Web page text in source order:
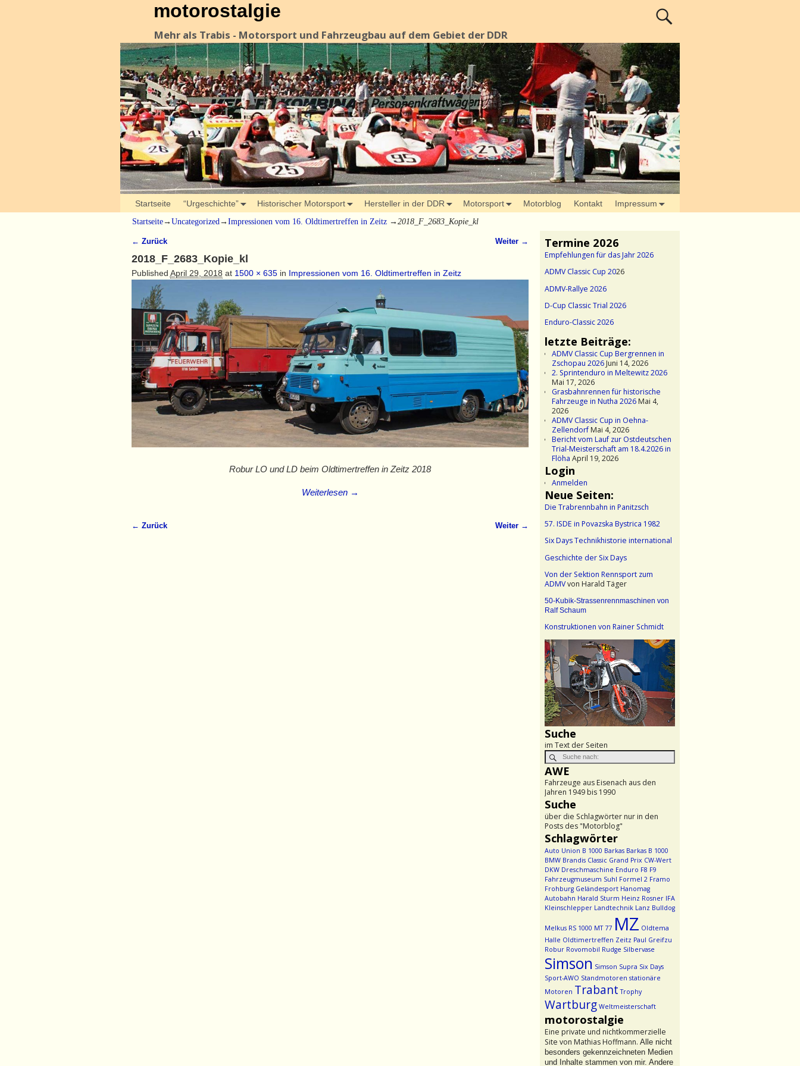
motorostalgie
Mehr als Trabis - Motorsport und Fahrzeugbau auf dem Gebiet der DDR
Startseite “Urgeschichte” Historischer Motorsport Hersteller in der DDR Motorsport Motorblog Kontakt Impressum
Startseite→ Uncategorized→ Impressionen vom 16. Oldtimertreffen in Zeitz → 2018_F_2683_Kopie_kl
Bilder-Navigation
← Zurück Weiter →
2018_F_2683_Kopie_kl
Published April 29, 2018 at 1500 × 635in Impressionen vom 16. Oldtimertreffen in Zeitz
Robur LO und LD beim Oldtimertreffen in Zeitz 2018
Weiterlesen →
← Zurück Weiter →
Termine 2026
Empfehlungen für das Jahr 2026
ADMV Classic Cup 2026
ADMV-Rallye 2026
D-Cup Classic Trial 2026
Enduro-Classic 2026
letzte Beiträge:
ADMV Classic Cup Bergrennen in
Zschopau 2026Juni 14, 2026
2. Sprintenduro in Meltewitz 2026
Mai 17, 2026
Grasbahnrennen für historische
Fahrzeuge in Nutha 2026Mai 4,
2026
ADMV Classic Cup in Oehna-
ZellendorfMai 4, 2026
Bericht vom Lauf zur Ostdeutschen
Trial-Meisterschaft am 18.4.2026 in
Flöha April 19, 2026
Login
Anmelden
Neue Seiten:
Die Trabrennbahn in Panitzsch
57. ISDE in Povazska Bystrica 1982
Six Days Technikhistorie international
Geschichte der Six Days
Von der Sektion Rennsport zum
ADMVvon Harald Täger
50-Kubik-Strassenrennmaschinen von
Ralf Schaum
Konstruktionen von Rainer Schmidt
Suche
im Text der Seiten
AWE
Fahrzeuge aus Eisenach aus den
Jahren 1949 bis 1990
Suche
über die Schlagwörter nur in den
Posts des "Motorblog"
Schlagwörter
Auto Union B 1000 Barkas Barkas B 1000
BMW Brandis Classic Grand Prix CW-Wert
DKW Dreschmaschine Enduro F8 F9
Fahrzeugmuseum Suhl Formel 2 Framo
Frohburg Geländesport Hanomag
Autobahn Harald Sturm Heinz Rosner IFA
Kleinschlepper Landtechnik Lanz Bulldog
Melkus RS 1000 MT 77 MZ Oldtema
Halle Oldtimertreffen Zeitz Paul Greifzu
Robur Rovomobil Rudge Silbervase
Simson Simson Supra Six Days
Sport-AWO Standmotoren stationäre
Motoren Trabant Trophy
Wartburg Weltmeisterschaft
motorostalgie
Eine private und nichtkommerzielle
Site von Mathias Hoffmann. Alle nicht
besonders gekennzeichneten Medien
und Inhalte stammen von mir. Andere